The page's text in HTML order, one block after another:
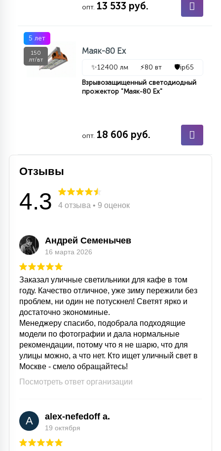
АКСЕССУАРЫ
опт. 13 533 руб.
5 лет
150
лт/вт
Маяк-80 Ex
✨12400 лм ⚡80 вт 🛡️ip65
Взрывозащищенный светодиодный
прожектор "Маяк-80 Ex"
опт. 18 606 руб.
Отзывы
4.3 4 отзыва • 9 оценок
Андрей Семенычев
16 марта 2026
Заказал уличные светильники для кафе в том
году. Качество отличное, уже зиму пережили без
проблем, ни один не потускнел! Светят ярко и
достаточно экономиные.
Менеджеру спасибо, подобрала подходящие
модели по фотографии и дала нормальные
рекомендации, потому что я не шарю, что для
улицы можно, а что нет. Кто ищет уличный свет в
Москве - смело обращайтесь!
Посмотреть ответ организации
A alex-nefedoff a.
19 октября